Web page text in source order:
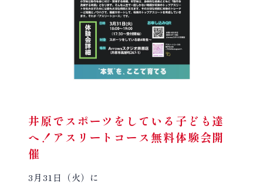
井原でスポーツをしている子ども達
へ！アスリートコース無料体験会開
催
3月31日（火）に